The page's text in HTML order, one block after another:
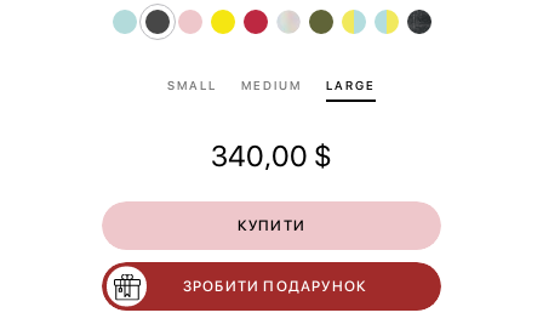
SMALL MEDIUM LARGE
340,00 $
КУПИТИ
ЗРОБИТИ ПОДАРУНОК